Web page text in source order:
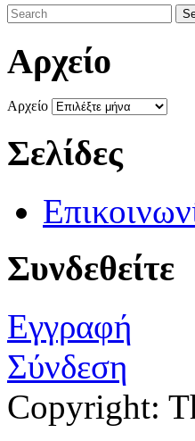
Αρχείο
Αρχείο
Σελίδες
Συνδεθείτε
Εγγραφή
Σύνδεση
Copyright: